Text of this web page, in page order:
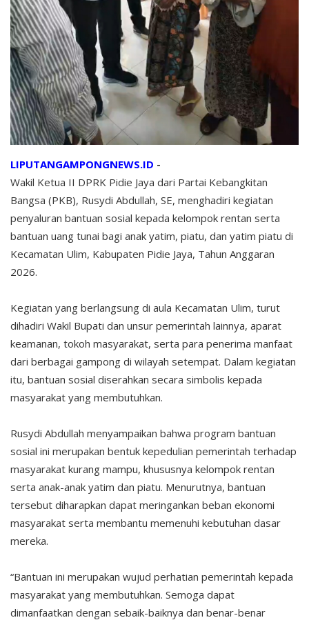
LIPUTANGAMPONGNEWS.ID -
Wakil Ketua II DPRK Pidie Jaya dari Partai Kebangkitan
Bangsa (PKB), Rusydi Abdullah, SE, menghadiri kegiatan
penyaluran bantuan sosial kepada kelompok rentan serta
bantuan uang tunai bagi anak yatim, piatu, dan yatim piatu di
Kecamatan Ulim, Kabupaten Pidie Jaya, Tahun Anggaran
2026.
Kegiatan yang berlangsung di aula Kecamatan Ulim, turut
dihadiri Wakil Bupati dan unsur pemerintah lainnya, aparat
keamanan, tokoh masyarakat, serta para penerima manfaat
dari berbagai gampong di wilayah setempat. Dalam kegiatan
itu, bantuan sosial diserahkan secara simbolis kepada
masyarakat yang membutuhkan.
Rusydi Abdullah menyampaikan bahwa program bantuan
sosial ini merupakan bentuk kepedulian pemerintah terhadap
masyarakat kurang mampu, khususnya kelompok rentan
serta anak-anak yatim dan piatu. Menurutnya, bantuan
tersebut diharapkan dapat meringankan beban ekonomi
masyarakat serta membantu memenuhi kebutuhan dasar
mereka.
“Bantuan ini merupakan wujud perhatian pemerintah kepada
masyarakat yang membutuhkan. Semoga dapat
dimanfaatkan dengan sebaik-baiknya dan benar-benar